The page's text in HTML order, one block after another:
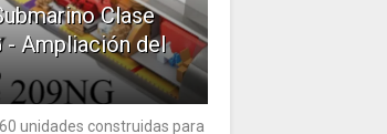
Clase
- Ampliación del
unidades construidas para